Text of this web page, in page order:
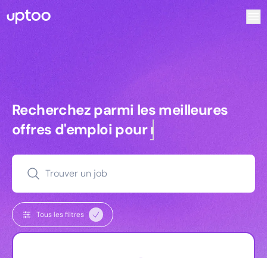
Recherchez parmi les meilleures
Recherchez parmi les meilleures
offres d'emploi pourcommerciaux
Trouver un job
Tous les filtres